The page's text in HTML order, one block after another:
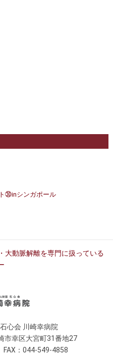
㉚inシンガポール
大動脈解離を専門に扱っている
心会 川崎幸病院
市幸区大宮町31番地27
FAX：044-549-4858